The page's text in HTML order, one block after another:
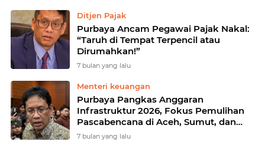
Ditjen Pajak
Purbaya Ancam Pegawai Pajak Nakal:
“Taruh di Tempat Terpencil atau
Dirumahkan!”
7 bulan yang lalu
Menteri keuangan
Purbaya Pangkas Anggaran
Infrastruktur 2026, Fokus Pemulihan
Pascabencana di Aceh, Sumut, dan
Sumbar
7 bulan yang lalu